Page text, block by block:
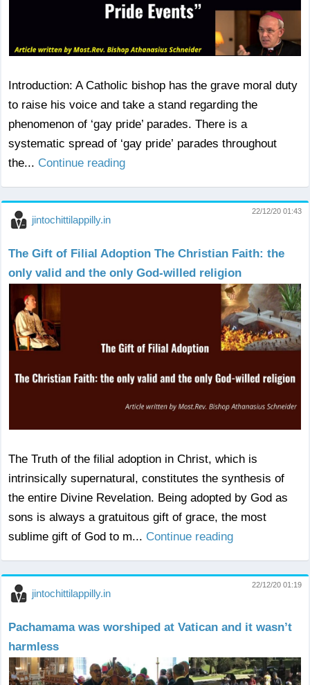
Introduction: A Catholic bishop has the grave moral duty
to raise his voice and take a stand regarding the
phenomenon of ‘gay pride’ parades. There is a
systematic spread of ‘gay pride’ parades throughout
the... Continue reading
jintochittilappilly.in
22/12/20 01:43
The Gift of Filial Adoption The Christian Faith: the
only valid and the only God-willed religion
The Truth of the filial adoption in Christ, which is
intrinsically supernatural, constitutes the synthesis of
the entire Divine Revelation. Being adopted by God as
sons is always a gratuitous gift of grace, the most
sublime gift of God to m... Continue reading
jintochittilappilly.in
22/12/20 01:19
Pachamama was worshiped at Vatican and it wasn’t
harmless